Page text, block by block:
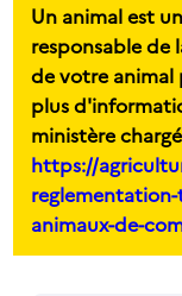
Un animal est
responsable de
de votre animal
plus
ministère
https://
reglementation-
animaux-de-